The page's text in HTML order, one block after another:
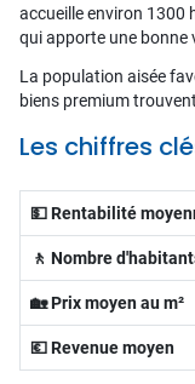
accueille environ 1300
qui apporte une bonne
La population aisée
biens premium
Les chiffres
💵 Rentabilité
🚶 Nombre
🏡 Prix moyen au m²
💶 Revenue moyen